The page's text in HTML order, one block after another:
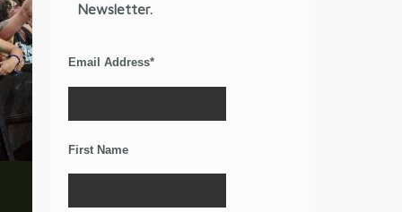
Newsletter.
Email Address*
First Name